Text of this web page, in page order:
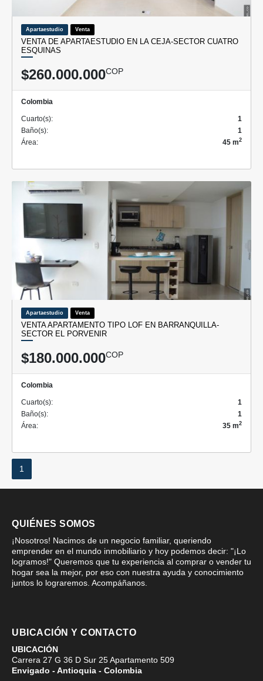
Apartaestudio Venta
VENTA DE APARTAESTUDIO EN LA CEJA-SECTOR CUATRO
ESQUINAS
$260.000.000COP
Colombia
Cuarto(s):
1
Baño(s):
1
Área:
45 m2
Apartaestudio Venta
VENTA APARTAMENTO TIPO LOF EN BARRANQUILLA-
SECTOR EL PORVENIR
$180.000.000COP
Colombia
Cuarto(s):
1
Baño(s):
1
Área:
35 m2
1
QUIÉNES SOMOS
¡Nosotros! Nacimos de un negocio familiar, queriendo
emprender en el mundo inmobiliario y hoy podemos decir: "¡Lo
logramos!" Queremos que tu experiencia al comprar o vender tu
hogar sea la mejor, por eso con nuestra ayuda y conocimiento
juntos lo lograremos. Acompáñanos.
UBICACIÓN Y CONTACTO
UBICACIÓN
Carrera 27 G 36 D Sur 25 Apartamento 509
Envigado - Antioquia - Colombia